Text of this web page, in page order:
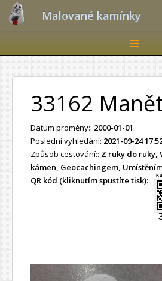
Malované kamínky
Toggle
33162
Datum proměny:: 2000-01-01
Poslední vyhledání: 2021-09-24
Způsob cestování:: Z ruky do ruky,
kámen, Geocachingem,
QR kód (kliknutím spustíte tisk):